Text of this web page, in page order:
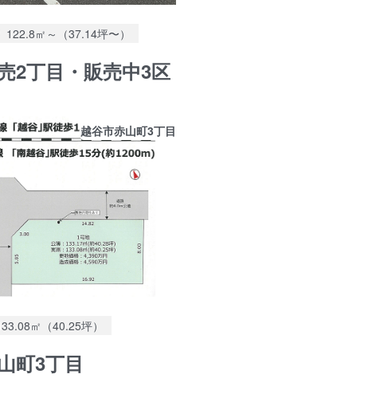
2丁目・販売中3区
土地面積：
122.8㎡～（37.14坪〜）
越谷市赤山町3丁目
町3丁目
地面積：㎡（40.25坪）